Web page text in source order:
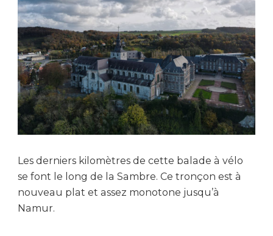
Les derniers kilomètres de cette balade à vélo
se font le long de la Sambre. Ce tronçon est à
nouveau plat et assez monotone jusqu’à
Namur.